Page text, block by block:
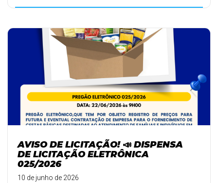
AVISO DE LICITAÇÃO! 📣 DISPENSA
DE LICITAÇÃO ELETRÔNICA
025/2026
10 de junho de 2026